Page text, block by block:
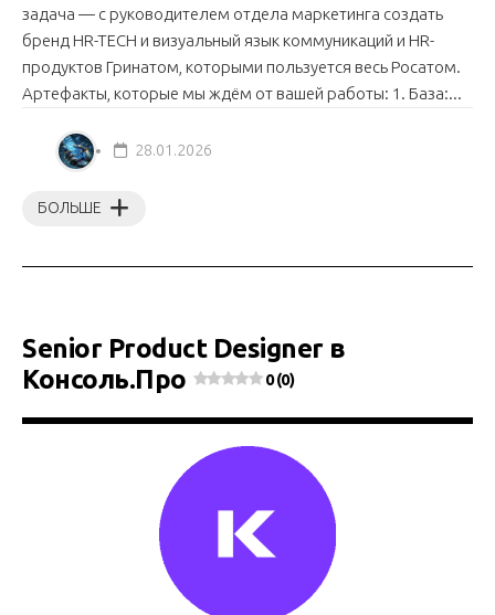
задача — с руководителем отдела маркетинга создать
бренд HR-TECH и визуальный язык коммуникаций и HR-
продуктов Гринатом, которыми пользуется весь Росатом.
Артефакты, которые мы ждём от вашей работы: 1. База:...
БОЛЬШЕ
28.01.2026
Senior Product Designer в
Консоль.Про
0 (0)